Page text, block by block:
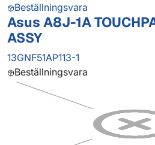
Beställningsvara
Asus A8J-1A
ASSY
13GNF51AP113-1
Beställningsvara